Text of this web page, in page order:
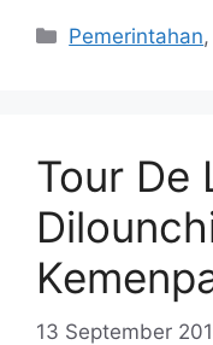
Kategori
Pemerintahan,
Tour De
13 September